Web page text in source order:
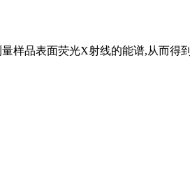
样品表面荧光X射线的能谱,从而得